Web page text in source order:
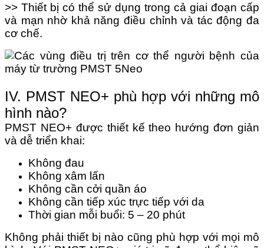
>> Thiết bị có thể sử dụng trong cả giai đoạn cấp
và mạn nhờ khả năng điều chỉnh và tác động đa
cơ chế.
IV. PMST NEO+ phù hợp với những mô
hình nào?
PMST NEO+ được thiết kế theo hướng đơn giản
và dễ triển khai:
Không đau
Không xâm lấn
Không cần cởi quần áo
Không cần tiếp xúc trực tiếp với da
Thời gian mỗi buổi: 5 – 20 phút
Không phải thiết bị nào cũng phù hợp với mọi mô